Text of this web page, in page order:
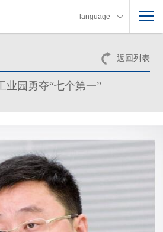
language
返回列表
业园勇夺“七个第一”